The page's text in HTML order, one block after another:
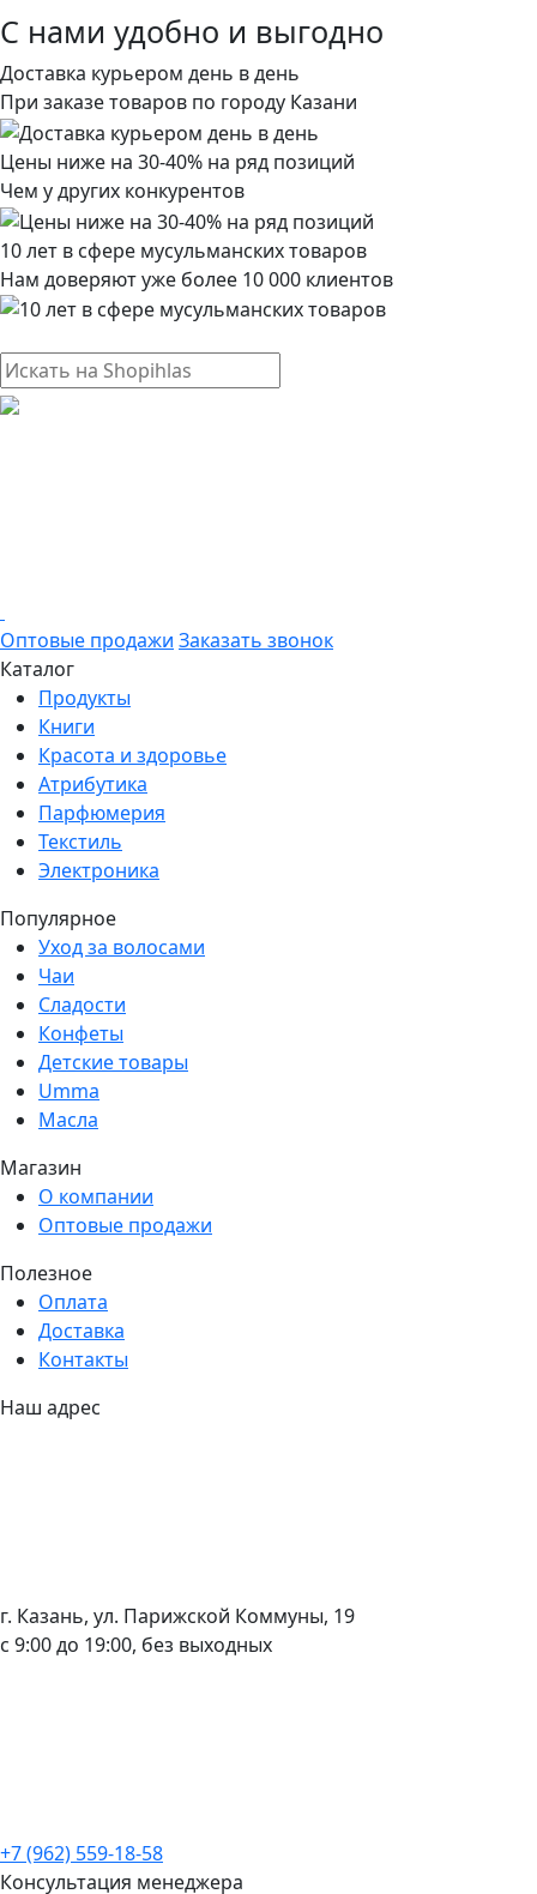
С нами удобно и выгодно
Доставка курьером день в день
При заказе товаров по городу Казани
Цены ниже на 30-40% на ряд позиций
Чем у других конкурентов
10 лет в сфере мусульманских товаров
Нам доверяют уже более 10 000 клиентов
Оптовые продажи Заказать звонок
Каталог
Продукты
Книги
Красота и здоровье
Атрибутика
Парфюмерия
Текстиль
Электроника
Популярное
Уход за волосами
Чаи
Сладости
Конфеты
Детские товары
Umma
Масла
Магазин
О компании
Оптовые продажи
Полезное
Оплата
Доставка
Контакты
Наш адрес
г. Казань, ул. Парижской Коммуны, 19
с 9:00 до 19:00, без выходных
+7 (962) 559-18-58
Консультация менеджера